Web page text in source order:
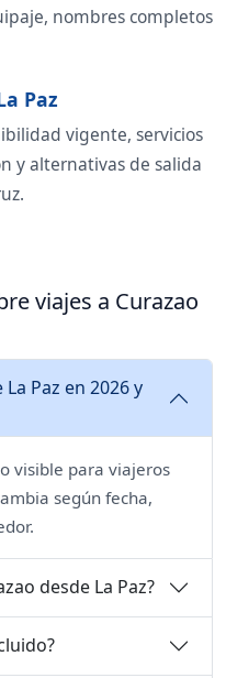
nombres completos
Paz
vigente, servicios
y alternativas de salida
viajes a Curazao
Paz en 2026 y
visible para viajeros
según fecha,
desde La Paz?